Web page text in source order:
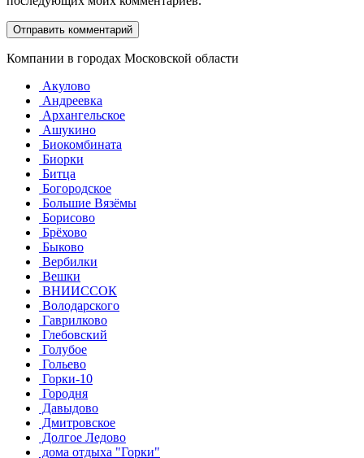
Компании в городах Московской области
Акулово
Андреевка
Архангельское
Ашукино
Биокомбината
Биорки
Битца
Богородское
Большие Вязёмы
Борисово
Брёхово
Быково
Вербилки
Вешки
ВНИИССОК
Володарского
Гаврилково
Глебовский
Голубое
Гольево
Горки-10
Городня
Давыдово
Дмитровское
Долгое Ледово
дома отдыха "Горки"